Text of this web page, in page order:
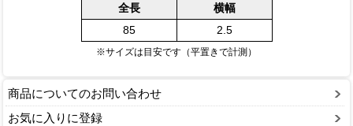
全長
横幅
85
2.5
※サイズは目安です（平置きで計測）
商品についてのお問い合わせ
お気に入りに登録